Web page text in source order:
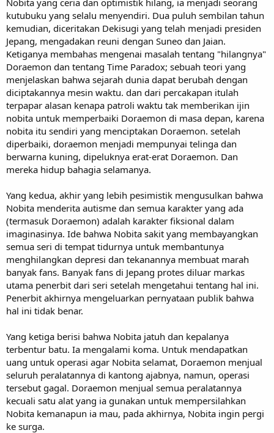
kutubuku yang selalu menyendiri. Dua puluh sembilan tahun
kemudian, diceritakan Dekisugi yang telah menjadi presiden
Jepang, mengadakan reuni dengan Suneo dan Jaian.
Ketiganya membahas mengenai masalah tentang "hilangnya"
Doraemon dan tentang Time Paradox; sebuah teori yang
menjelaskan bahwa sejarah dunia dapat berubah dengan
diciptakannya mesin waktu. dan dari percakapan itulah
terpapar alasan kenapa patroli waktu tak memberikan ijin
nobita untuk memperbaiki Doraemon di masa depan, karena
nobita itu sendiri yang menciptakan Doraemon. setelah
diperbaiki, doraemon menjadi mempunyai telinga dan
berwarna kuning, dipeluknya erat-erat Doraemon. Dan
mereka hidup bahagia selamanya.
Yang kedua, akhir yang lebih pesimistik mengusulkan bahwa
Nobita menderita autisme dan semua karakter yang ada
(termasuk Doraemon) adalah karakter fiksional dalam
imaginasinya. Ide bahwa Nobita sakit yang membayangkan
semua seri di tempat tidurnya untuk membantunya
menghilangkan depresi dan tekanannya membuat marah
banyak fans. Banyak fans di Jepang protes diluar markas
utama penerbit dari seri setelah mengetahui tentang hal ini.
Penerbit akhirnya mengeluarkan pernyataan publik bahwa
hal ini tidak benar.
Yang ketiga berisi bahwa Nobita jatuh dan kepalanya
terbentur batu. Ia mengalami koma. Untuk mendapatkan
uang untuk operasi agar Nobita selamat, Doraemon menjual
seluruh peralatannya di kantong ajabnya, namun, operasi
tersebut gagal. Doraemon menjual semua peralatannya
kecuali satu alat yang ia gunakan untuk mempersilahkan
Nobita kemanapun ia mau, pada akhirnya, Nobita ingin pergi
ke surga.